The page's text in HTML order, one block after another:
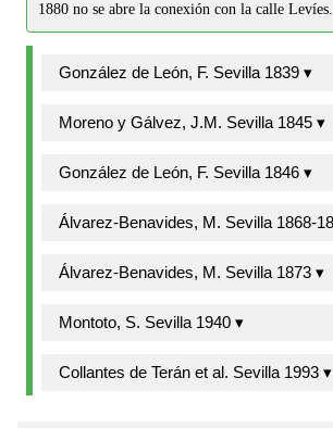
1880 no se abre la conexión con la calle Levíes.
González de León, F. Sevilla 1839 ▾
Moreno y Gálvez, J.M. Sevilla 1845 ▾
González de León, F. Sevilla 1846 ▾
Álvarez-Benavides, M. Sevilla 1873 ▾
Montoto, S. Sevilla 1940 ▾
Collantes de Terán et al. Sevilla 1993 ▾